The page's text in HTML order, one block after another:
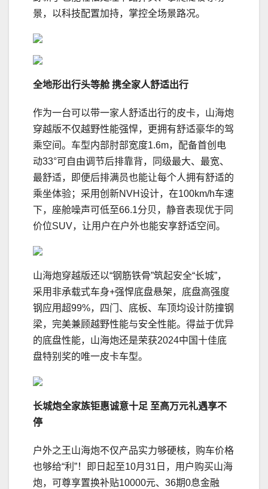
景，以科技配置加持，掌控全场景路况。
全地形出行头等舱 携全家人舒适出行
作为一台可以带一家人舒适出行的皮卡，山海炮
穿越版不仅越野性能强悍，更拥有舒适豪华的驾
乘空间。车型内部肘部宽度1.6m，配备首创电
动33°可自由调节后排靠背，同级最大、最宽、
最舒适，即便后排满员也能让每个人拥有舒适的
乘坐体验；采用创新NVH设计，在100km/h车速
下，座舱噪声可低至66.1分贝，静音表现优于同
价位SUV，让用户在户外也能安享舒适空间。
山海炮穿越版还以“钢筋铁骨”筑起安全“长城”，
采用非承载式车身+强悍底盘悬架，底盘高强度
钢应用超99%，四门、底板、车顶均设计防撞钢
梁，完美兼顾越野性能与安全性能。得益于优异
的底盘性能，山海炮还是荣获2024中国十佳底
盘特别奖的唯一皮卡车型。
长城炮全家族钜惠诚意十足 至高万元礼遇享不
停
户外之王山海炮不仅产品实力够硬核，购车价格
也够给“利”！即日起至10月31日，用户购买山海
炮，可尊享置换补贴10000元、36期0息金融